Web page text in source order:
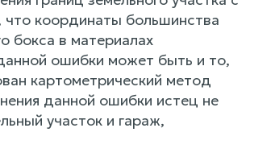
координаты большинства
бокса в материалах
ошибки может быть и то,
картометрический метод
данной ошибки истец не
участок и гараж,